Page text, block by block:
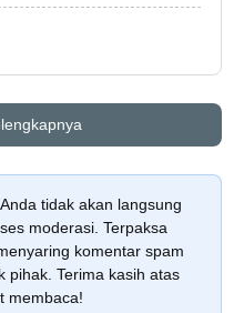
tidak akan langsung
moderasi. Terpaksa
komentar spam
pihak. Terima kasih atas
membaca!